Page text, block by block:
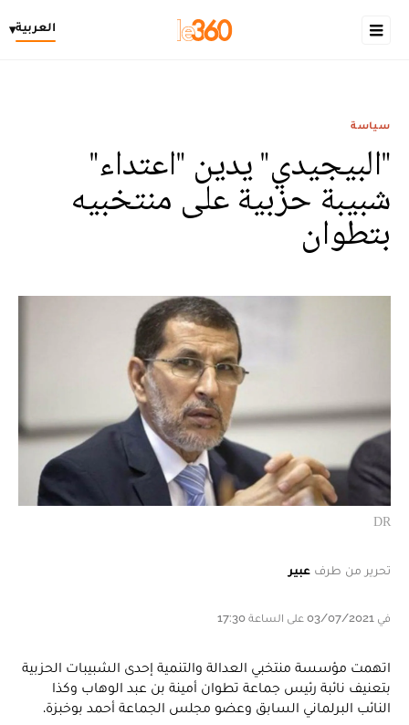
العربية▾
سياسة
"البيجيدي" يدين "اعتداء"
شبيبة حزبية على منتخبيه
بتطوان
DR
تحرير من طرف عبير
في 03/07/2021 على الساعة 17:30
اتهمت مؤسسة منتخبي العدالة والتنمية إحدى الشبيبات الحزبية
بتعنيف نائبة رئيس جماعة تطوان أمينة بن عبد الوهاب وكذا
النائب البرلماني السابق وعضو مجلس الجماعة أحمد بوخبزة.